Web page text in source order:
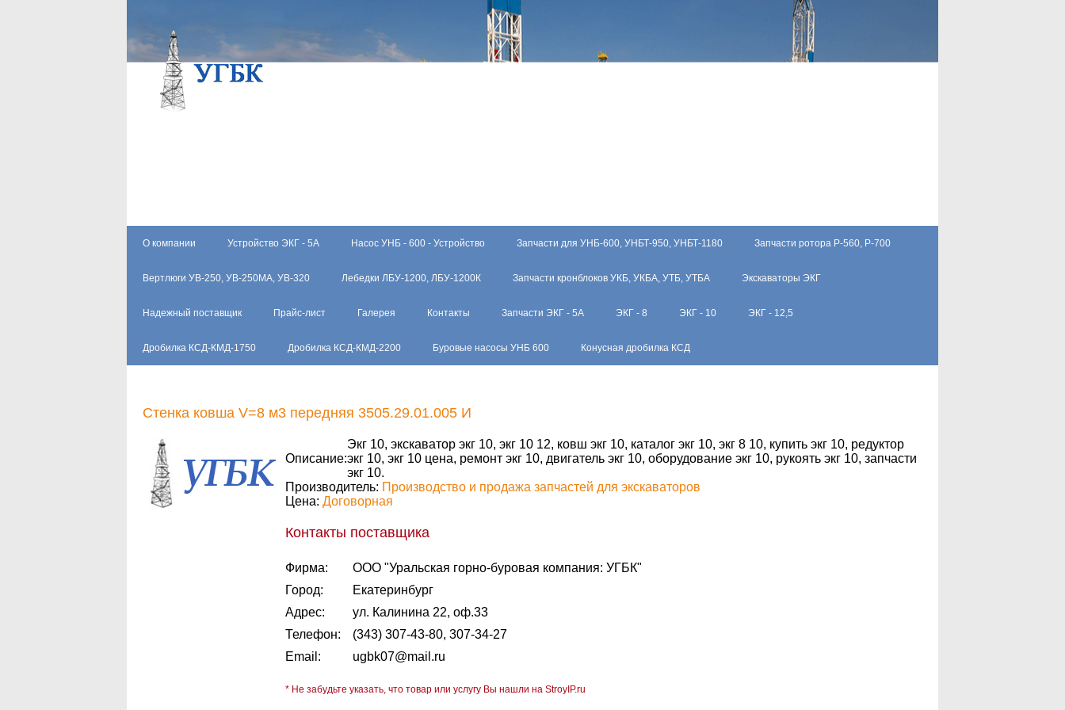
О компании Устройство ЭКГ - 5А Насос УНБ - 600 - Устройство Запчасти для УНБ-600, УНБТ-950, УНБТ-1180 Запчасти ротора Р-560, Р-700
Вертлюги УВ-250, УВ-250МА, УВ-320 Лебедки ЛБУ-1200, ЛБУ-1200К Запчасти кронблоков УКБ, УКБА, УТБ, УТБА Экскаваторы ЭКГ
Надежный поставщик Прайс-лист Галерея Контакты Запчасти ЭКГ - 5А ЭКГ - 8 ЭКГ - 10 ЭКГ - 12,5
Дробилка КСД-КМД-1750 Дробилка КСД-КМД-2200 Буровые насосы УНБ 600 Конусная дробилка КСД
Стенка ковша V=8 м3 передняя 3505.29.01.005 И
Описание:
Экг 10, экскаватор экг 10, экг 10 12, ковш экг 10, каталог экг 10, экг 8 10, купить экг 10, редуктор
экг 10, экг 10 цена, ремонт экг 10, двигатель экг 10, оборудование экг 10, рукоять экг 10, запчасти
экг 10.
Производитель: Производство и продажа запчастей для экскаваторов
Цена: Договорная
Контакты поставщика
Фирма:
ООО "Уральская горно-буровая компания: УГБК"
Город:
Екатеринбург
Адрес:
ул. Калинина 22, оф.33
Телефон:
(343) 307-43-80, 307-34-27
Email:
ugbk07@mail.ru
* Не забудьте указать, что товар или услугу Вы нашли на StroyIP.ru